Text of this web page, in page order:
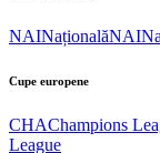
NAINaționalăNAI
Cupe europene
CHAChampions
League